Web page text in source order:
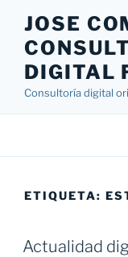
contenido
JOSE
DIGITAL
Consultoría digital
ETIQUETA:
Actualidad